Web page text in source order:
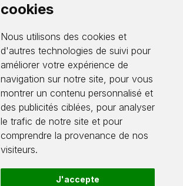
cookies
Nous utilisons des cookies et
d'autres technologies de suivi pour
améliorer votre expérience de
navigation sur notre site, pour vous
montrer un contenu personnalisé et
des publicités ciblées, pour analyser
le trafic de notre site et pour
comprendre la provenance de nos
visiteurs.
J'accepte